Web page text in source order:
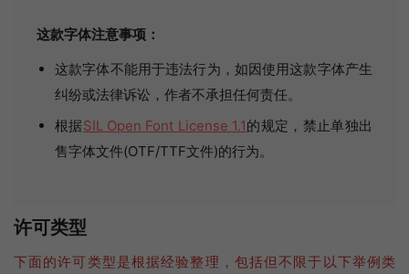
这款字体注意事项：
这款字体不能用于违法行为，如因使用这款字体产生
纠纷或法律诉讼，作者不承担任何责任。
根据SIL Open Font License 1.1的规定，禁止单独出
售字体文件(OTF/TTF文件)的行为。
许可类型
下面的许可类型是根据经验整理，包括但不限于以下举例类